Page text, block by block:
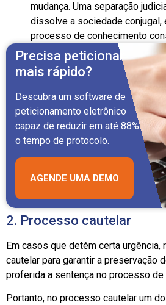
mudança. Uma separação
dissolve a sociedade conjugal,
processo de conhecimento
Precisa peticionar
mais rápido?
Descubra um software de
peticionamento eletrônico
capaz de reduzir em até 88%
o tempo de protocolo.
AGENDE UMA DEMO
2. Processo cautelar
Em casos que detém certa
cautelar para garantir a preservação
proferida a sentença no processo de
Portanto, no processo cautelar um